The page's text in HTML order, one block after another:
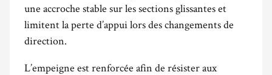
une accroche stable sur les sections glissantes et
limitent la perte d’appui lors des changements de
direction.
L’empeigne est renforcée afin de résister aux